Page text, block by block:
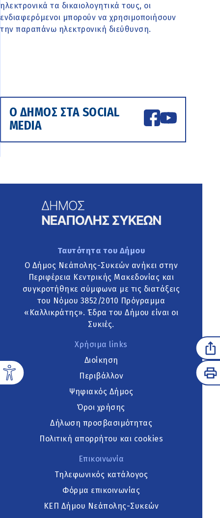
ηλεκτρονικά τα δικαιολογητικά τους, οι
ενδιαφερόμενοι μπορούν να χρησιμοποιήσουν
την παραπάνω ηλεκτρονική διεύθυνση.
Ο ΔΗΜΟΣ ΣΤΑ SOCIAL
MEDIA
Ταυτότητα του Δήμου
Ο Δήμος Νεάπολης-Συκεών ανήκει στην
Περιφέρεια Κεντρικής Μακεδονίας και
συγκροτήθηκε σύμφωνα με τις διατάξεις
του Νόμου 3852/2010 Πρόγραμμα
«Καλλικράτης». Έδρα του Δήμου είναι οι
Συκιές.
Χρήσιμα links
Διοίκηση
Περιβάλλον
Ψηφιακός Δήμος
Όροι χρήσης
Δήλωση προσβασιμότητας
Πολιτική απορρήτου και cookies
Επικοινωνία
Τηλεφωνικός κατάλογος
Φόρμα επικοινωνίας
ΚΕΠ Δήμου Νεάπολης-Συκεών